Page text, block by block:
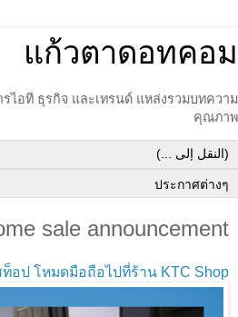
แก้วตาดอทคอม
รไอที ธุรกิจ และเทรนด์ แหล่งรวมบทความ
คุณภาพ
sale announcement
ท็อป โหมดมือถือไปที่ร้าน KTC Shop